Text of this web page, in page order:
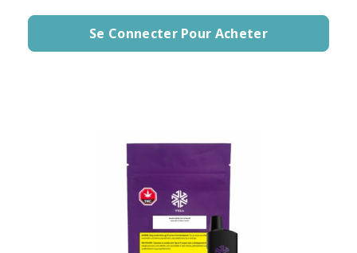
Se Connecter Pour Acheter